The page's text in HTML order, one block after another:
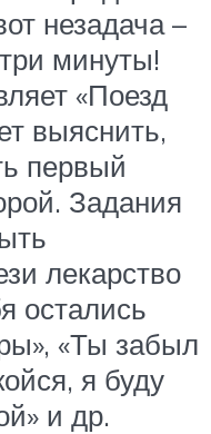
незадача –
минуты!
«Поезд
выяснить,
первый
Задания
лекарство
остались
«Ты забыл
я буду
и др.